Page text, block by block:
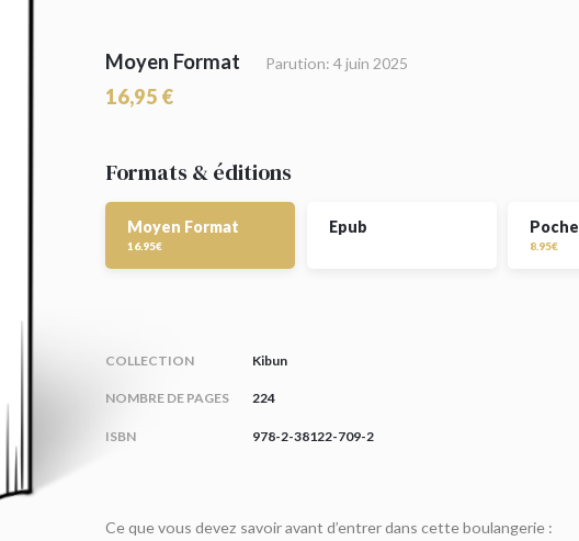
Moyen Format Parution: 4 juin 2025
16,95 €
Formats & éditions
Moyen Format
16.95€
Epub Poche
8.95€
COLLECTION Kibun
NOMBRE DE PAGES 224
ISBN 978-2-38122-709-2
Ce que vous devez savoir avant d’entrer dans cette boulangerie :